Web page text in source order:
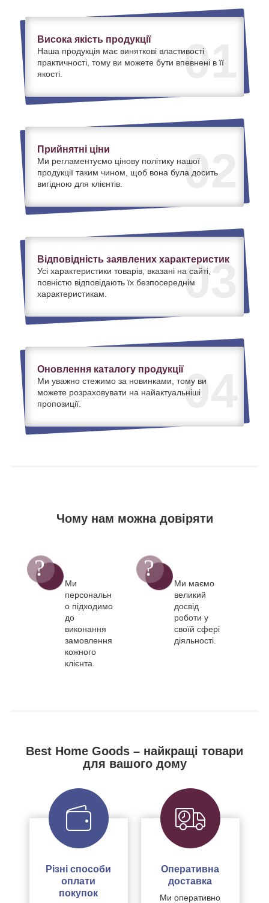
01
Висока якість продукції
Наша продукція має виняткові властивості
практичності, тому ви можете бути впевнені в її
якості.
02
Прийнятні ціни
Ми регламентуємо цінову політику нашої
продукції таким чином, щоб вона була досить
вигідною для клієнтів.
03
Відповідність заявлених характеристик
Усі характеристики товарів, вказані на сайті,
повністю відповідають їх безпосереднім
характеристикам.
04
Оновлення каталогу продукції
Ми уважно стежимо за новинками, тому ви
можете розраховувати на найактуальніші
пропозиції.
Чому нам можна довіряти
Ми
персональн
о підходимо
до
виконання
замовлення
кожного
клієнта.
Ми маємо
великий
досвід
роботи у
своїй сфері
діяльності.
Best Home Goods – найкращі товари
для вашого дому
Різні способи
оплати
покупок
Оперативна
доставка
Ми оперативно